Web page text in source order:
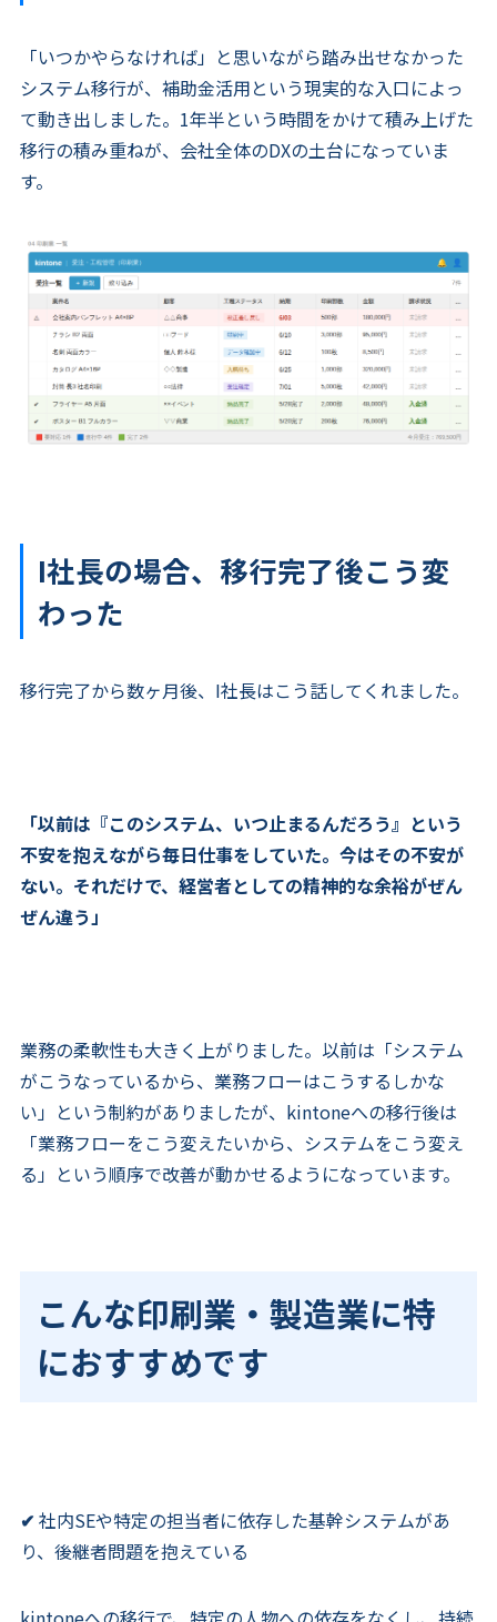
「いつかやらなければ」と思いながら踏み出せなかった
システム移行が、補助金活用という現実的な入口によっ
て動き出しました。1年半という時間をかけて積み上げた
移行の積み重ねが、会社全体のDXの土台になっていま
す。
I社長の場合、移行完了後こう変
わった
移行完了から数ヶ月後、I社長はこう話してくれました。
「以前は『このシステム、いつ止まるんだろう』という
不安を抱えながら毎日仕事をしていた。今はその不安が
ない。それだけで、経営者としての精神的な余裕がぜん
ぜん違う」
業務の柔軟性も大きく上がりました。以前は「システム
がこうなっているから、業務フローはこうするしかな
い」という制約がありましたが、kintoneへの移行後は
「業務フローをこう変えたいから、システムをこう変え
る」という順序で改善が動かせるようになっています。
こんな印刷業・製造業に特
におすすめです
✔ 社内SEや特定の担当者に依存した基幹システムがあ
り、後継者問題を抱えている